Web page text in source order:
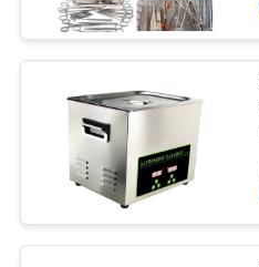
कारखाना
भ्रमण
नियंत्रण
संपर्क